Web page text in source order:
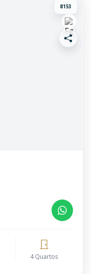
8153
4 Quartos